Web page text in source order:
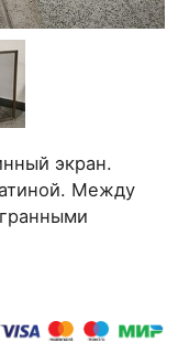
экран.
Между